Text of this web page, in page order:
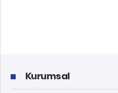
Kurumsal